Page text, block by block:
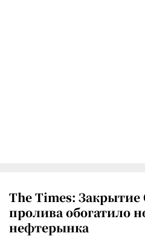
The Times: Закрытие
пролива обогатило
нефтерынка